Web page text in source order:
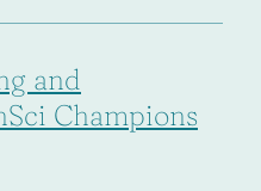
and
Champions